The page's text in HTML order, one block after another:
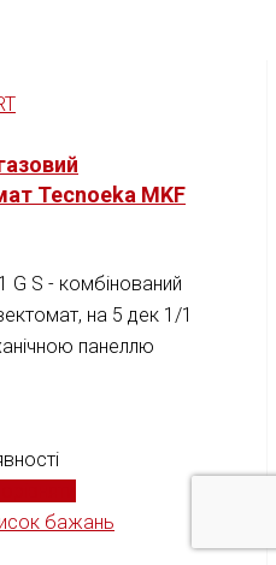
Tecnoeka MKF
G S - комбінований
на 5 дек 1/1
панеллю
бажань